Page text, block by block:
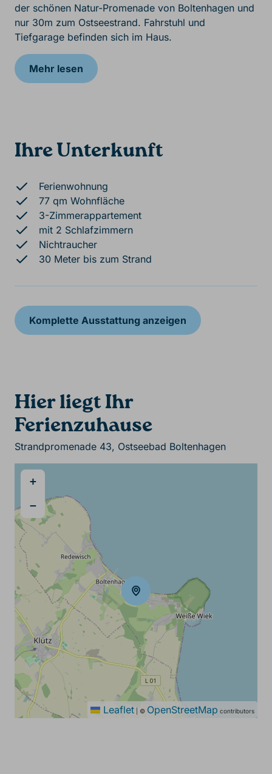
der schönen Natur-Promenade von Boltenhagen und
nur 30m zum Ostseestrand. Fahrstuhl und
Tiefgarage befinden sich im Haus.
Mehr lesen
Ihre Unterkunft
Ferienwohnung
77 qm Wohnfläche
3-Zimmerappartement
mit 2 Schlafzimmern
Nichtraucher
30 Meter bis zum Strand
Komplette Ausstattung anzeigen
Hier liegt Ihr
Ferienzuhause
Strandpromenade 43, Ostseebad Boltenhagen
+
−
Leaflet © OpenStreetMap contributors